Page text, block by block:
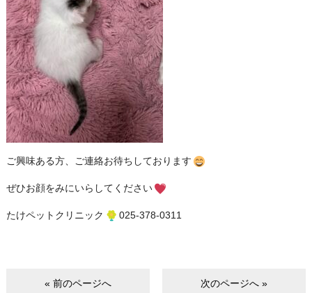
ご興味ある方、ご連絡お待ちしております
ぜひお顔をみにいらしてください
たけペットクリニック 025-378-0311
« 前のページへ 次のページへ »